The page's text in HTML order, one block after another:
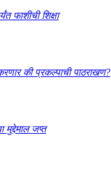
फाशीची शिक्षा
की प्रकल्पाची पाठराखण?
मुद्देमाल जप्त